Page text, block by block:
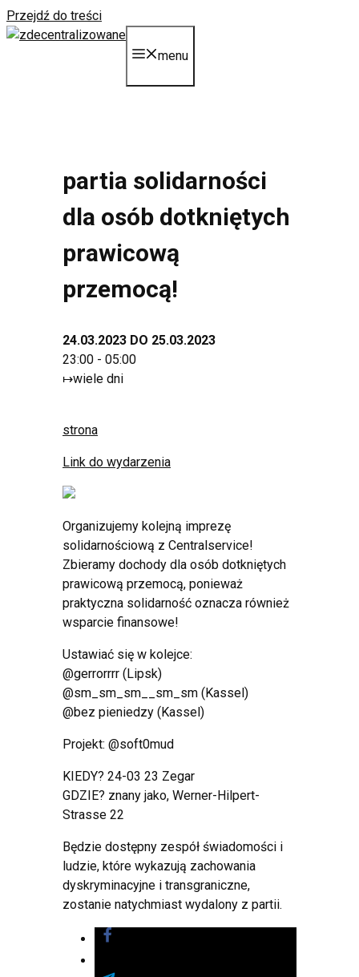
Przejdź do treści
menu
partia solidarności
dla osób dotkniętych
prawicową
przemocą!
24.03.2023 DO 25.03.2023
23:00 - 05:00
↦wiele dni
strona
Link do wydarzenia
Organizujemy kolejną imprezę
solidarnościową z Centralservice!
Zbieramy dochody dla osób dotkniętych
prawicową przemocą, ponieważ
praktyczna solidarność oznacza również
wsparcie finansowe!
Ustawiać się w kolejce:
@gerrorrrr (Lipsk)
@sm_sm_sm__sm_sm (Kassel)
@bez pieniedzy (Kassel)
Projekt: @soft0mud
KIEDY? 24-03 23 Zegar
GDZIE? znany jako, Werner-Hilpert-
Strasse 22
Będzie dostępny zespół świadomości i
ludzie, które wykazują zachowania
dyskryminacyjne i transgraniczne,
zostanie natychmiast wydalony z partii.